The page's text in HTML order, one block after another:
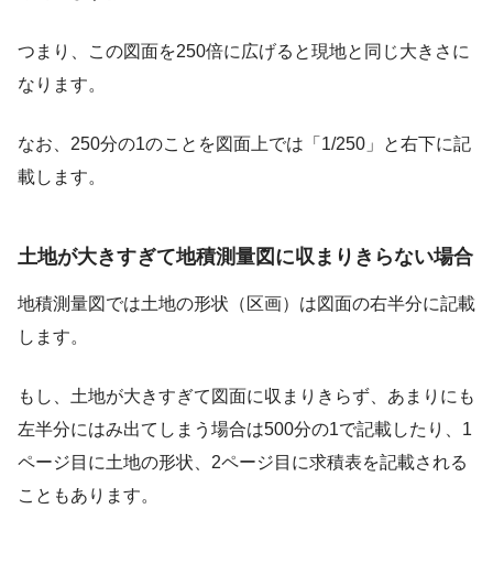
つまり、この図面を250倍に広げると現地と同じ大きさに
なります。
なお、250分の1のことを図面上では「1/250」と右下に記
載します。
土地が大きすぎて地積測量図に収まりきらない場合
地積測量図では土地の形状（区画）は図面の右半分に記載
します。
もし、土地が大きすぎて図面に収まりきらず、あまりにも
左半分にはみ出てしまう場合は500分の1で記載したり、1
ページ目に土地の形状、2ページ目に求積表を記載される
こともあります。